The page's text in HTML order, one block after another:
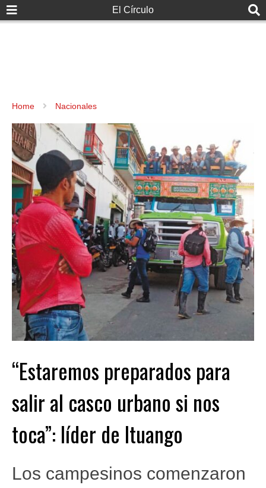
El Círculo
Home Nacionales
“Estaremos preparados para
salir al casco urbano si nos
toca”: líder de Ituango
Los campesinos comenzaron